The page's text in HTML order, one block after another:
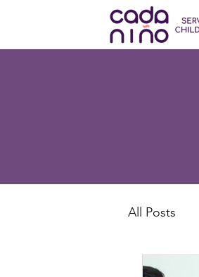
All Posts
Misiones